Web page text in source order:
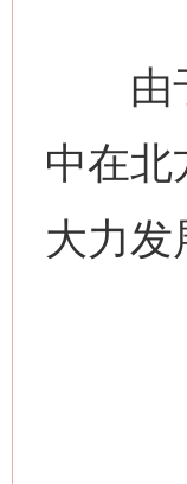
由于
中在北
大力发